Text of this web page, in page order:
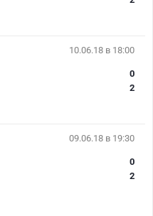
10.06.18 в 18:00
0
2
09.06.18 в 19:30
0
2